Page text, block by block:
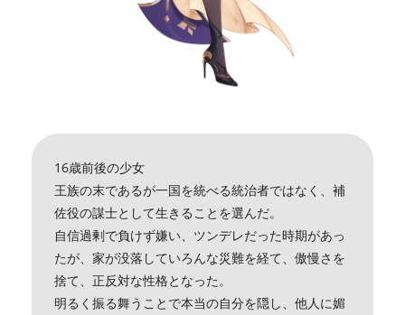
16歳前後の少女
王族の末であるが一国を統べる統治者ではなく、補
佐役の謀士として生きることを選んだ。
自信過剰で負けず嫌い、ツンデレだった時期があっ
たが、家が没落していろんな災難を経て、傲慢さを
捨て、正反対な性格となった。
明るく振る舞うことで本当の自分を隠し、他人に媚